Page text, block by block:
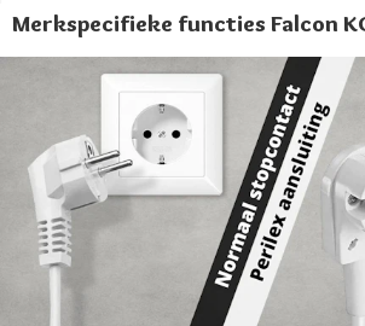
Merkspecifieke functies Falcon